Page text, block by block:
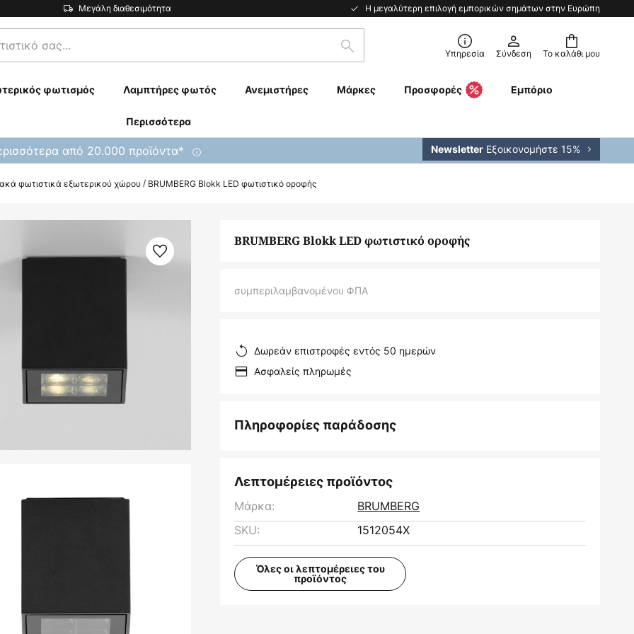
Μεγάλη διαθεσιμότητα Η μεγαλύτερη επιλογή εμπορικών σημάτων στην Ευρώπη
Το καλάθι μου
Αναζήτηση Υπηρεσία Σύνδεση
φωτισμός Λαμπτήρες φωτός Ανεμιστήρες Μάρκες Προσφορές Εμπόριο
Περισσότερα
από 20.000 προϊόντα* Newsletter Εξοικονομήστε 15%
φωτιστικά εξωτερικού χώρου BRUMBERG Blokk LED φωτιστικό οροφής
BRUMBERG Blokk LED φωτιστικό οροφής
συμπεριλαμβανομένου ΦΠΑ
Δωρεάν επιστροφές εντός 50 ημερών
Ασφαλείς πληρωμές
Πληροφορίες παράδοσης
Λεπτομέρειες προϊόντος
Μάρκα:
BRUMBERG
SKU:
1512054X
Όλες οι λεπτομέρειες του
προϊόντος